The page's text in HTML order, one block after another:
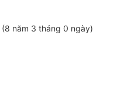
(8 năm 3 tháng 0 ngày)